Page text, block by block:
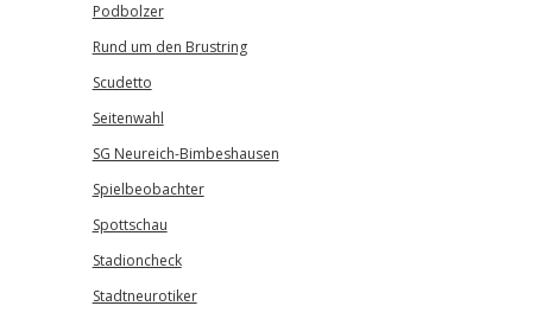
Podbolzer
Rund um den Brustring
Scudetto
Seitenwahl
SG Neureich-Bimbeshausen
Spielbeobachter
Spottschau
Stadioncheck
Stadtneurotiker